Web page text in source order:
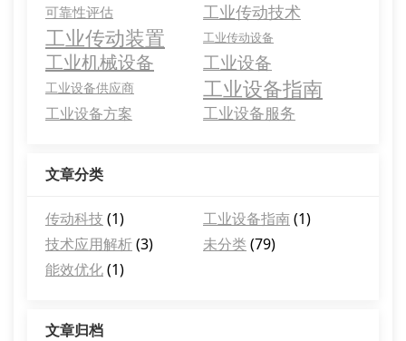
可靠性评估 工业传动技术
工业传动装置 工业传动设备
工业机械设备 工业设备
工业设备供应商 工业设备指南
工业设备方案 工业设备服务
文章分类
传动科技 (1) 工业设备指南(1)
技术应用解析(3) 未分类(79)
能效优化(1)
文章归档